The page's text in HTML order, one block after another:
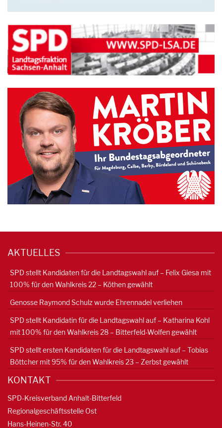
AKTUELLES
SPD stellt Kandidaten für die Landtagswahl auf – Felix Giesa mit
100% für den Wahlkreis 22 – Köthen gewählt
Genosse Raymond Schulz wurde Ehrennadel verliehen
SPD stellt Kandidatin für die Landtagswahl auf – Katharina Kohl
mit 100% für den Wahlkreis 28 – Bitterfeld-Wolfen gewählt
SPD stellt ersten Kandidaten für die Landtagswahl auf – Tobias
Böttcher mit 95% für den Wahlkreis 23 – Zerbst gewählt
KONTAKT
SPD-Kreisverband Anhalt-Bitterfeld
Regionalgeschäftsstelle Ost
Hans-Heinen-Str. 40